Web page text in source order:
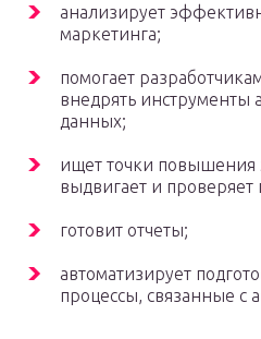
анализирует
маркетинга;
помогает
внедрять инструменты
данных;
ищет точки повышения
выдвигает и проверяет
готовит отчеты;
автоматизирует
процессы, связанные с